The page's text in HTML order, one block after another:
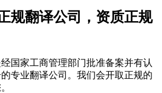
规翻译公司，资质正规
国家工商管理部门批准备案并有认
专业翻译公司。我们会开取正规的